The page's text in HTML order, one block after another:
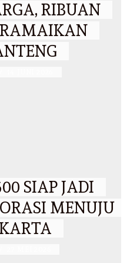
RIBUAN
RAMAIKAN
SIAP JADI
MENUJU